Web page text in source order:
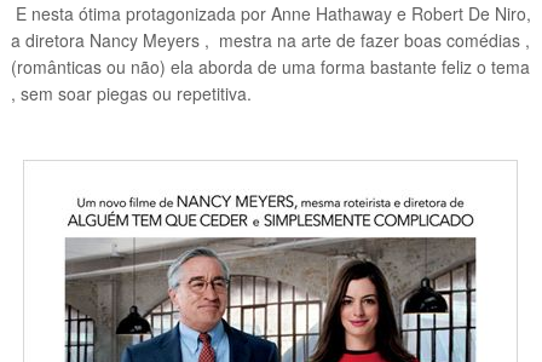
E nesta ótima protagonizada por Anne Hathaway e Robert De Niro,
a diretora Nancy Meyers , mestra na arte de fazer boas comédias ,
(românticas ou não) ela aborda de uma forma bastante feliz o tema
, sem soar piegas ou repetitiva.